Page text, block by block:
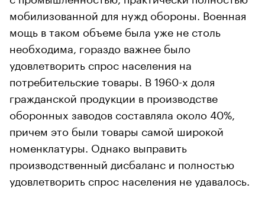
мобилизованной для нужд обороны. Военная
мощь в таком объеме была уже не столь
необходима, гораздо важнее было
удовлетворить спрос населения на
потребительские товары. В 1960-х доля
гражданской продукции в производстве
оборонных заводов составляла около 40%,
причем это были товары самой широкой
номенклатуры. Однако выправить
производственный дисбаланс и полностью
удовлетворить спрос населения не удавалось.